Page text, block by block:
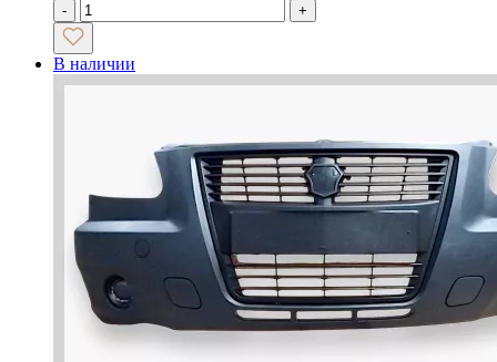
-
+
В наличии